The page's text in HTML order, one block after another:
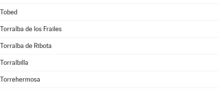
Tobed
Torralba de los Frailes
Torralba de Ribota
Torralbilla
Torrehermosa